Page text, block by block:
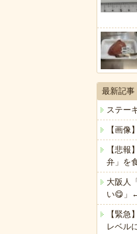
最新記事
ステー
【画像
【悲報
弁」を
大阪人
い😋」
【緊急
レベル